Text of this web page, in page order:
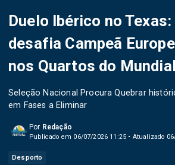
Duelo Ibérico no
desafia Campeã
nos Quartos do Mundial
Seleção Nacional Procura Quebrar
em Fases a Eliminar
Por Redação
Publicado em 06/07/2026 11:25 • Atualizado
Desporto